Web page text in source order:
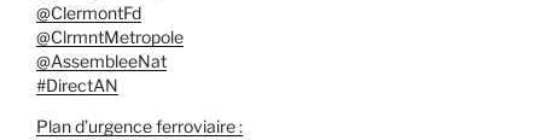
@ClermontFd
@ClrmntMetropole
@AssembleeNat
#DirectAN
Plan d’urgence ferroviaire :